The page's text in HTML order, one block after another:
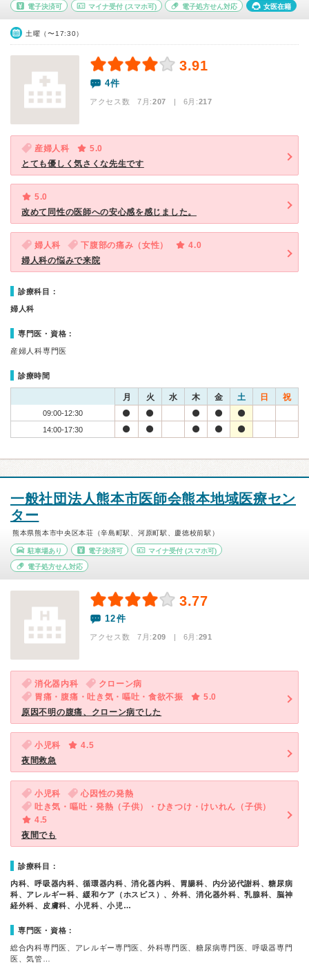
電子決済可 マイナ受付(スマホ可) 電子処方せん対応 女医在籍
土曜（〜17:30）
3.91
4件
アクセス数 7月:207 | 6月:217
産婦人科
5.0
とても優しく気さくな先生です
5.0
改めて同性の医師への安心感を感じました。
婦人科 下腹部の痛み（女性）
4.0
婦人科の悩みで来院
診療科目：
婦人科
専門医・資格：
産婦人科専門医
診療時間
月 火 水 木 金 土 日 祝
09:00-12:30
14:00-17:30
一般社団法人熊本市医師会熊本地域医療セン
ター
熊本県熊本市中央区本荘（辛島町駅、河原町駅、慶徳校前駅）
駐車場あり 電子決済可 マイナ受付 (スマホ可)
電子処方せん対応
3.77
12件
アクセス数 7月:209 | 6月:291
消化器内科
クローン病
胃痛・腹痛・吐き気・嘔吐・食欲不振
5.0
原因不明の腹痛、クローン病でした
小児科
4.5
夜間救急
小児科
心因性の発熱
吐き気・嘔吐・発熱（子供）・ひきつけ・けいれん（子供）
4.5
夜間でも
診療科目：
内科、呼吸器内科、循環器内科、消化器内科、胃腸科、内分泌代謝科、糖尿病
科、アレルギー科、緩和ケア（ホスピス）、外科、消化器外科、乳腺科、脳神
経外科、皮膚科、小児科、小児…
専門医・資格：
総合内科専門医、アレルギー専門医、外科専門医、糖尿病専門医、呼吸器専門
医、気管…